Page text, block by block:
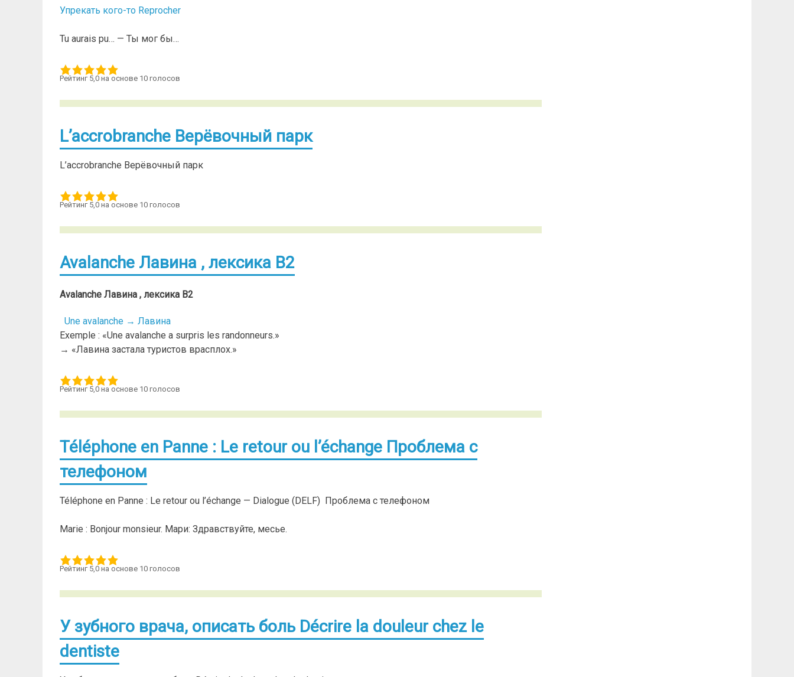
Упрекать кого-то Reprocher
Tu aurais pu… — Ты мог бы…
Рейтинг 5,0 на основе 10 голосов
L’accrobranche Верёвочный парк
L’accrobranche Верёвочный парк
Рейтинг 5,0 на основе 10 голосов
Avalanche Лавина , лексика В2
Avalanche Лавина , лексика В2
Une avalanche → Лавина
Exemple : «Une avalanche a surpris les randonneurs.»
→ «Лавина застала туристов врасплох.»
Рейтинг 5,0 на основе 10 голосов
Téléphone en Panne : Le retour ou l’échange Проблема с
телефоном
Téléphone en Panne : Le retour ou l’échange — Dialogue (DELF) Проблема с телефоном
Marie : Bonjour monsieur. Мари: Здравствуйте, месье.
Рейтинг 5,0 на основе 10 голосов
У зубного врача, описать боль Décrire la douleur chez le
dentiste